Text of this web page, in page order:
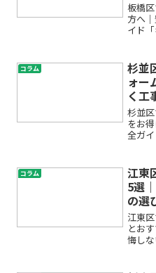
板橋
方へ
イド
が古
いか
選べ
抱え
コラム
杉並
ォー
く工
杉並
をお
全ガ
使い
用面
て聞
んな
コラム
江東
5選
の選
江東
とお
悔し
東京
テナ